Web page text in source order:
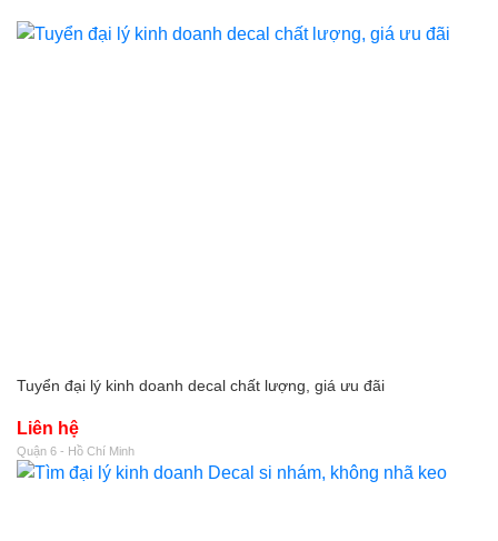
Tuyển đại lý kinh doanh decal chất lượng, giá ưu đãi
Liên hệ
Quận 6 - Hồ Chí Minh